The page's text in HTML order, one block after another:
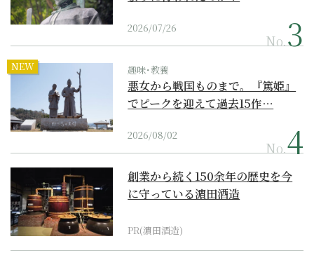
2026/07/26
No.
NEW 趣味･教養
悪女から戦国ものまで。『篤姫』
でピークを迎えて過去15作…
2026/08/02
No.
創業から続く150余年の歴史を今
に守っている濵田酒造
PR(濵田酒造)